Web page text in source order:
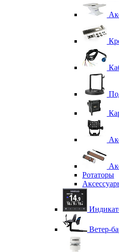
Ротаторы
Ветер-